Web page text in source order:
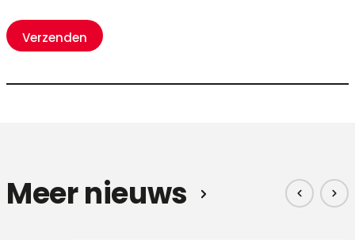
Meer nieuws